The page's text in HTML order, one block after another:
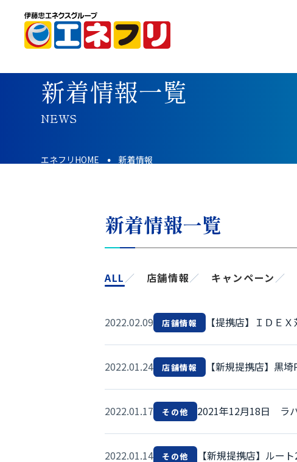
新着情報一覧
NEWS
エネフリHOME 新着情報
新着情報一覧
ALL ／ 店舗情報／ キャンペーン ／
2022.02.09 店舗情報 【提携店】ＩＤＥ
2022.01.24 店舗情報 【新規提携店】黒
2022.01.17 その他 2021年12月18日 ラ
2022.01.14 その他 【新規提携店】ルー